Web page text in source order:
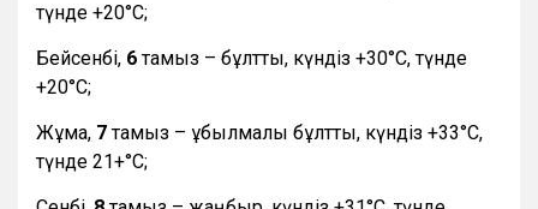
түнде +20°С;
Бейсенбі, 6тамыз – бұлтты, күндіз +30°С, түнде
+20°С;
Жұма, 7тамыз – құбылмалы бұлтты, күндіз +33°С,
түнде 21+°С;